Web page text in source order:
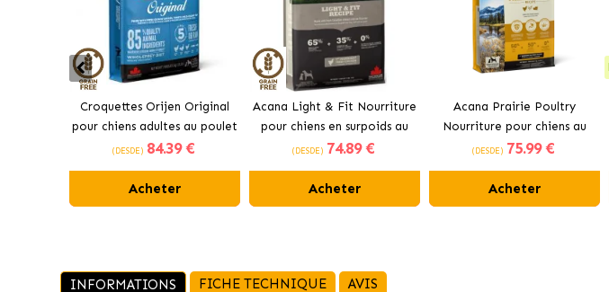
Croquettes Orijen Original
pour chiens adultes au poulet
(DESDE) 84.39 €
Acheter
Acana Light & Fit Nourriture
pour chiens en surpoids au
poulet frais
(DESDE) 74.89 €
Acheter
Acana Prairie Poultry
Nourriture pour chiens au
poulet frais
(DESDE) 75.99 €
Acheter
INFORMATIONS FICHE TECHNIQUE AVIS